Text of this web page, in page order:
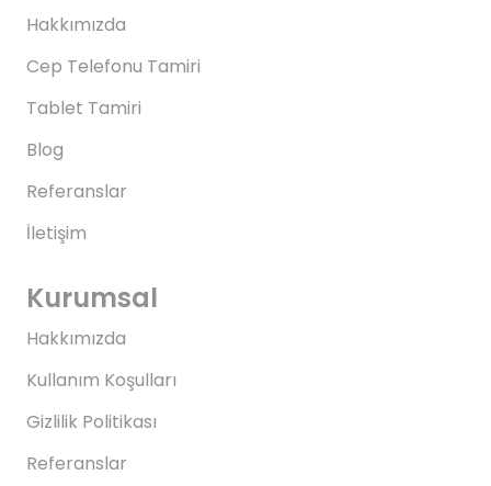
Hakkımızda
Cep Telefonu Tamiri
Tablet Tamiri
Blog
Referanslar
İletişim
Kurumsal
Hakkımızda
Kullanım Koşulları
Gizlilik Politikası
Referanslar